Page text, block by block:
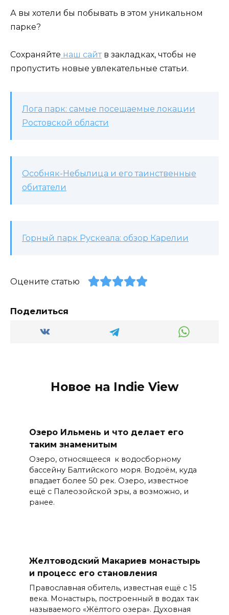
А вы хотели бы побывать в этом уникальном
парке?
Сохраняйте наш сайтв закладках, чтобы не
пропустить новые увлекательные статьи.
Лога парк: самые посещаемые локации
Ростовской области
Особняк-Небылица и его таинственные
обитатели
Горный парк Рускеала: обзор Карелии
Оцените статью
Поделиться
Новое на Indie View
Озеро Ильмень и что делает его
таким знаменитым
Озеро, относящееся к водосборному
бассейну Балтийского моря. Водоём, куда
впадает более 50 рек. Озеро, известное
ещё с Палеозойской эры, а возможно, и
ранее.
Желтоводский Макариев монастырь
и процесс его становления
Православная обитель, известная ещё с 15
века. Монастырь, построенный в водах так
называемого «Жёлтого озера». Духовная